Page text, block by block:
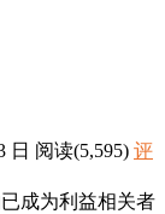
日 阅读(5,595) 评
成为利益相关者